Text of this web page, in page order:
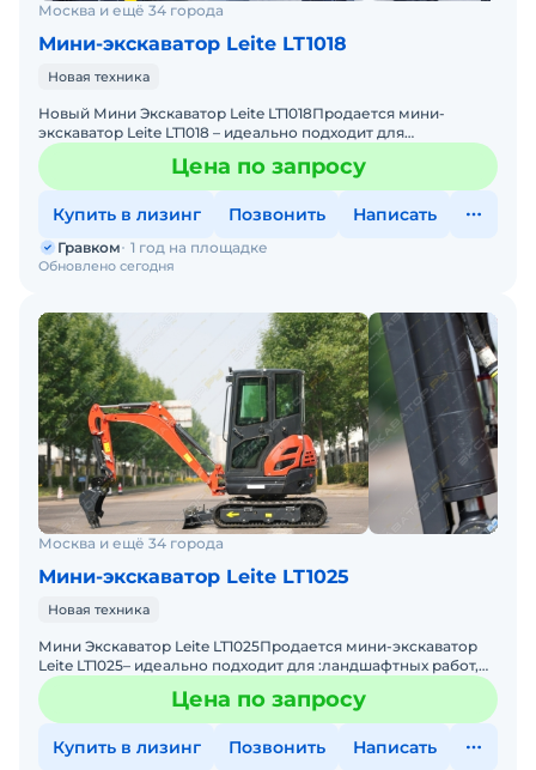
Москва и ещё 34 города
Мини-экскаватор Leite LT1018
Новая техника
Новый Мини Экскаватор Leite LT1018Пpoдaется мини-
экскaвaтop Leite LT1018 – идеально подходит для
:ландшафтных работ, коммунальных работ, копки, бурению
,
Цена по запросу
Купить в лизинг Позвонить Написать
Обновлено сегодня
Гравком 1 год на площадке
Москва и ещё 34 города
Мини-экскаватор Leite LT1025
Новая техника
Мини Экскаватор Leite LT1025Пpoдaется мини-экскaвaтop
Leite LT1025– идеально подходит для :ландшафтных работ,
коммунальных работ, копки, бурению , а так ж
Цена по запросу
Купить в лизинг Позвонить Написать